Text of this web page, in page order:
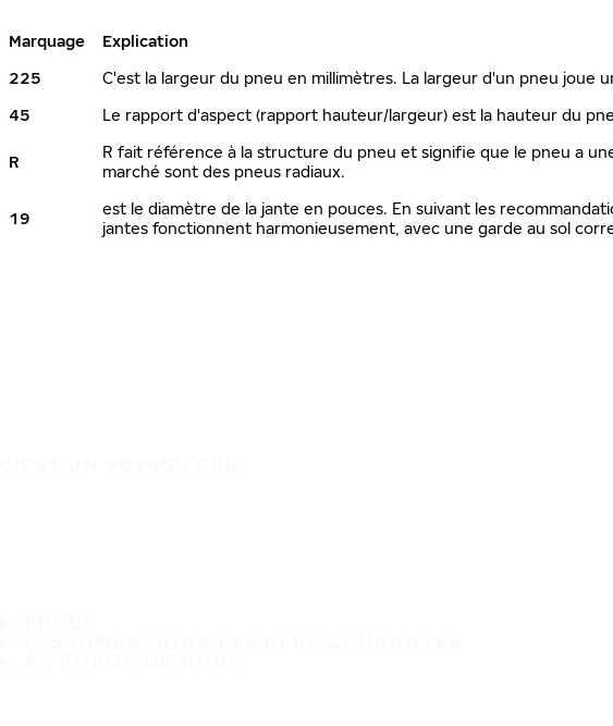
Marquage
Explication
225
C'est la largeur du pneu en millimètres. La largeur d'un pneu
45
Le rapport d'aspect (rapport hauteur/largeur) est la hauteur du
R
R fait référence à la structure du pneu et signifie que le pneu a
marché sont des pneus radiaux.
19
est le diamètre de la jante en pouces. En suivant les
jantes fonctionnent harmonieusement, avec une garde au sol